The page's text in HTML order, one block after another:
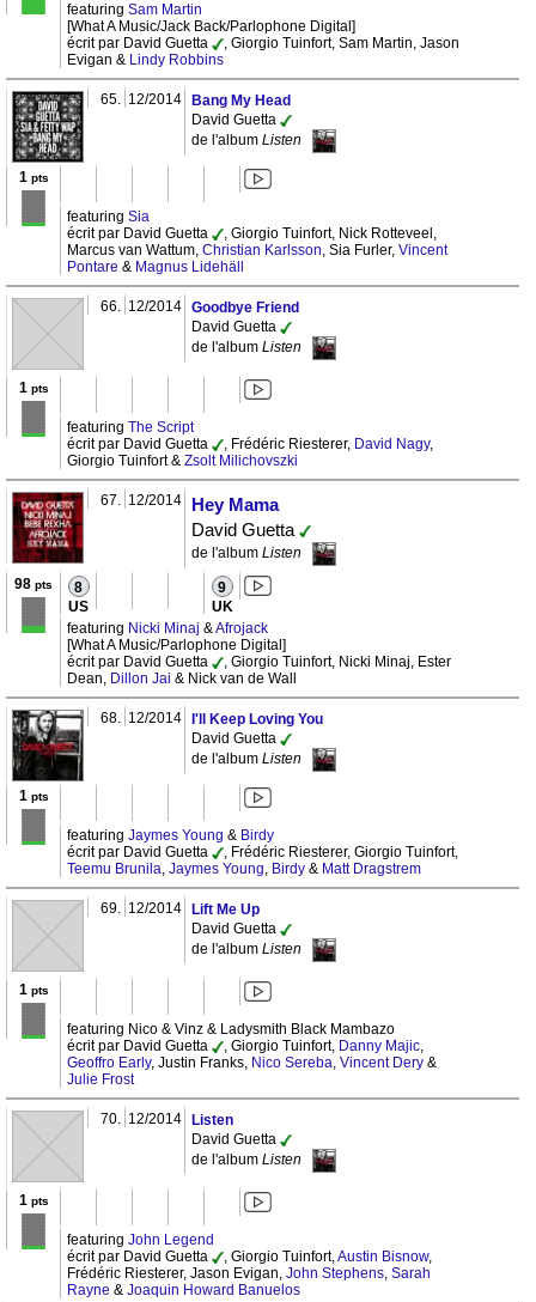
featuring Sam Martin
[What A Music/Jack Back/Parlophone Digital]
écrit par David Guetta
, Giorgio Tuinfort, Sam Martin, Jason
Evigan & Lindy Robbins
65. 12/2014
Bang My Head
David Guetta
de l'album Listen
1pts
featuring Sia
écrit par David Guetta
, Giorgio Tuinfort, Nick Rotteveel,
Marcus van Wattum, Christian Karlsson, Sia Furler, Vincent
Pontare & Magnus Lidehäll
66. 12/2014 Goodbye Friend
David Guetta
de l'album Listen
1pts
featuring The Script
écrit par David Guetta
, Frédéric Riesterer, David Nagy,
Giorgio Tuinfort & Zsolt Milichovszki
67. 12/2014
Hey Mama
David Guetta
de l'album Listen
98 pts 8
US
9
UK
featuring Nicki Minaj &Afrojack
[What A Music/Parlophone Digital]
écrit par David Guetta
, Giorgio Tuinfort, Nicki Minaj, Ester
Dean, Dillon Jai & Nick van de Wall
68. 12/2014
I'll Keep Loving You
David Guetta
de l'album Listen
1pts
featuring Jaymes Young & Birdy
écrit par David Guetta
, Frédéric Riesterer, Giorgio Tuinfort,
Teemu Brunila, Jaymes Young, Birdy & Matt Dragstrem
69. 12/2014
Lift Me Up
David Guetta
de l'album Listen
1pts
featuring Nico & Vinz & Ladysmith Black Mambazo
écrit par David Guetta
, Giorgio Tuinfort, Danny Majic,
Geoffro Early, Justin Franks, Nico Sereba, Vincent Dery &
Julie Frost
70. 12/2014
Listen
David Guetta
de l'album Listen
1pts
featuring John Legend
écrit par David Guetta
, Giorgio Tuinfort,Austin Bisnow,
Frédéric Riesterer, Jason Evigan, John Stephens, Sarah
Rayne & Joaquin Howard Banuelos